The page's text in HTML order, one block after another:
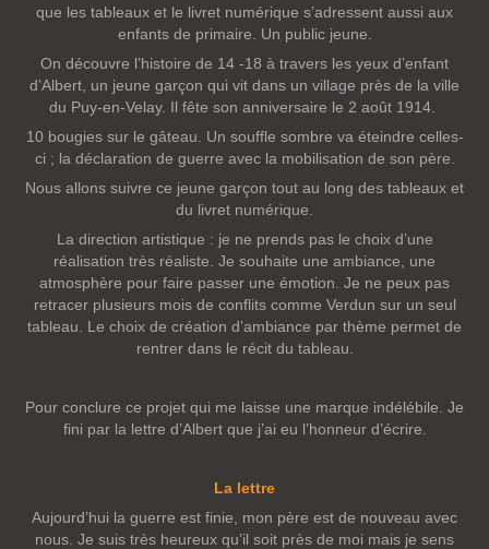
que les tableaux et le livret numérique s’adressent aussi aux
enfants de primaire. Un public jeune.
On découvre l’histoire de 14 -18 à travers les yeux d’enfant
d’Albert, un jeune garçon qui vit dans un village près de la ville
du Puy-en-Velay. Il fête son anniversaire le 2 août 1914.
10 bougies sur le gâteau. Un souffle sombre va éteindre celles-
ci ; la déclaration de guerre avec la mobilisation de son père.
Nous allons suivre ce jeune garçon tout au long des tableaux et
du livret numérique.
La direction artistique : je ne prends pas le choix d’une
réalisation très réaliste. Je souhaite une ambiance, une
atmosphère pour faire passer une émotion. Je ne peux pas
retracer plusieurs mois de conflits comme Verdun sur un seul
tableau. Le choix de création d’ambiance par thème permet de
rentrer dans le récit du tableau.
Pour conclure ce projet qui me laisse une marque indélébile. Je
fini par la lettre d’Albert que j’ai eu l’honneur d’écrire.
La lettre
Aujourd’hui la guerre est finie, mon père est de nouveau avec
nous. Je suis très heureux qu’il soit près de moi mais je sens